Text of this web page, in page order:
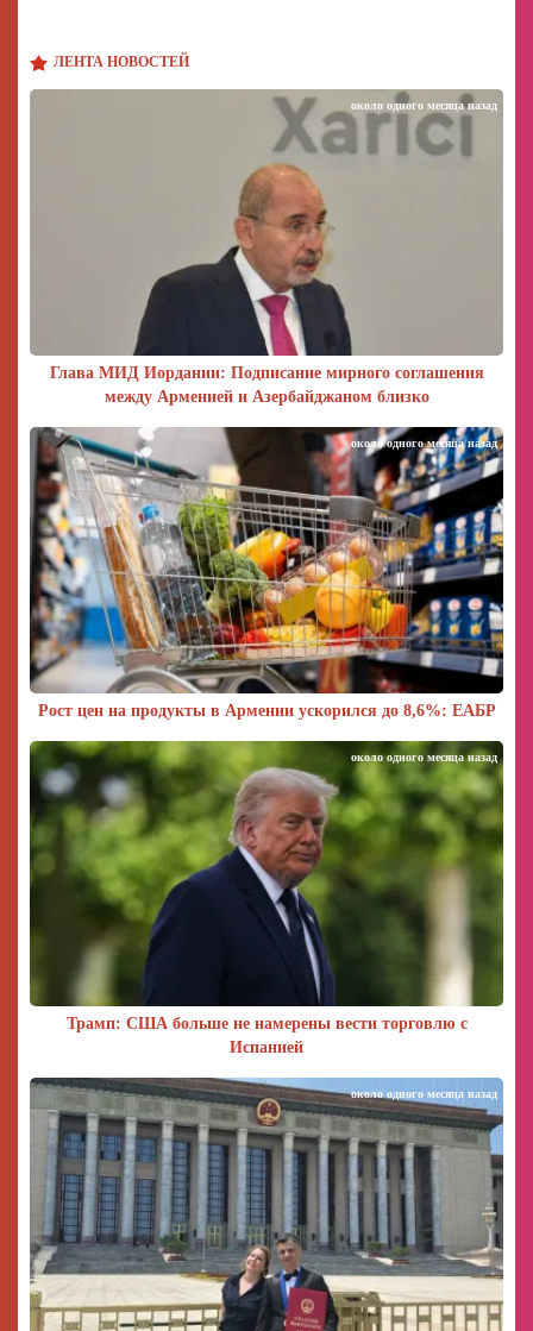
ЛЕНТА НОВОСТЕЙ
Глава МИД Иордании: Подписание мирного соглашения
между Арменией и Азербайджаном близко
около одного месяца назад
Рост цен на продукты в Армении ускорился до 8,6%: ЕАБР
около одного месяца назад
Трамп: США больше не намерены вести торговлю с
Испанией
около одного месяца назад
около одного месяца назад